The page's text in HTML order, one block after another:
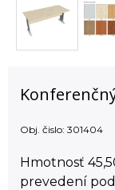
Obj. čislo: 301404
Hmotnosť
prevedení